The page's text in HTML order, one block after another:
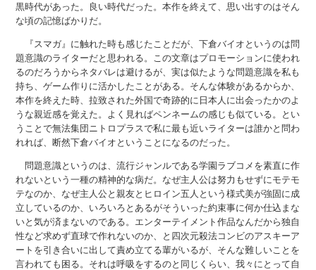
黒時代があった。良い時代だった。本作を終えて、思い出すのはそん
な頃の記憶ばかりだ。
『スマガ』に触れた時も感じたことだが、下倉バイオというのは問
題意識のライターだと思われる。この文章はプロモーションに使われ
るのだろうからネタバレは避けるが、実は似たような問題意識を私も
持ち、ゲーム作りに活かしたことがある。そんな体験があるからか、
本作を終えた時、拉致された外国で奇跡的に日本人に出会ったかのよ
うな親近感を覚えた。よく見ればペンネームの感じも似ている。とい
うことで無法集団ニトロプラスで私に最も近いライターは誰かと問わ
れれば、断然下倉バイオということになるのだった。
問題意識というのは、流行ジャンルである学園ラブコメを素直に作
れないという一種の精神的な病だ。なぜ主人公は努力もせずにモテモ
テなのか、なぜ主人公と親友とヒロイン五人という様式美が強固に成
立しているのか、いろいろとあるがそういった約束事に何か仕込まな
いと気が済まないのである。エンターテイメント作品なんだから独自
性など求めず直球で作れないのか、と四次元殺法コンビのアスキーア
ートを引き合いに出して責め立てる輩がいるが、そんな難しいことを
言われても困る。それは呼吸をするのと同じくらい、我々にとって自